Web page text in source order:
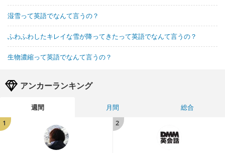
湿雪って英語でなんて言うの？
ふわふわしたキレイな雪が降ってきたって英語でなんて言うの？
生物濃縮って英語でなんて言うの？
アンカーランキング
週間 月間
総合
1
2